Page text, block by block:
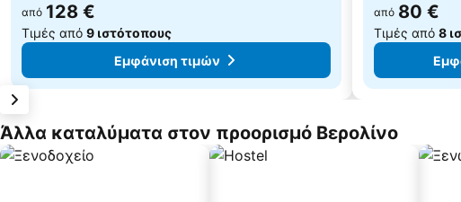
από 128 €
Τιμές από 9 ιστότοπους
Εμφάνιση τιμών
από 80 €
Τιμές από 8
Άλλα καταλύματα στον προορισμό Βερολίνο